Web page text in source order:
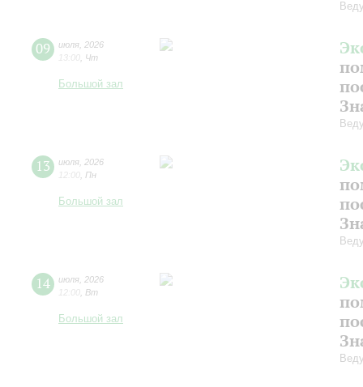
09 июля 2026
13:00 Чт
Большой зал
13 июля 2026
12:00 Пн
Большой зал
14 июля 2026
12:00 Вт
Большой зал